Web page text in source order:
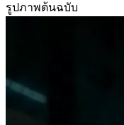
รูปภาพต้นฉบับ